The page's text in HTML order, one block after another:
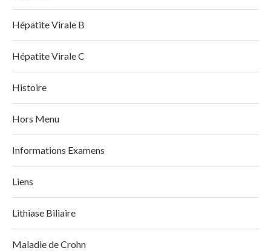
Hépatite Virale B
Hépatite Virale C
Histoire
Hors Menu
Informations Examens
Liens
Lithiase Biliaire
Maladie de Crohn